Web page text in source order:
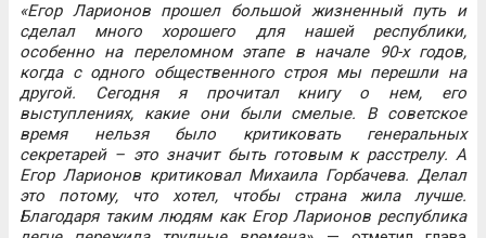
«Егор Ларионов прошел большой жизненный путь и
сделал много хорошего для нашей республики,
особенно на переломном этапе в начале 90-х годов,
когда с одного общественного строя мы перешли на
другой. Сегодня я прочитал книгу о нем, его
выступлениях, какие они были смелые. В советское
время нельзя было критиковать генеральных
секретарей – это значит быть готовым к расстрелу. А
Егор Ларионов критиковал Михаила Горбачева. Делал
это потому, что хотел, чтобы страна жила лучше.
Благодаря таким людям как Егор Ларионов республика